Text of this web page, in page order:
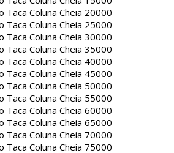
Coluna Cheia 20000
Coluna Cheia 25000
Coluna Cheia 30000
Coluna Cheia 35000
Coluna Cheia 40000
Coluna Cheia 45000
Coluna Cheia 50000
Coluna Cheia 55000
Coluna Cheia 60000
Coluna Cheia 65000
Coluna Cheia 70000
Coluna Cheia 75000